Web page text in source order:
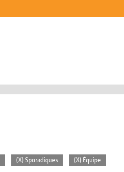
(X) Sporadiques (X) Équipe